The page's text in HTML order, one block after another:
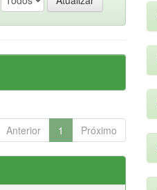
Anterior 1 Próximo